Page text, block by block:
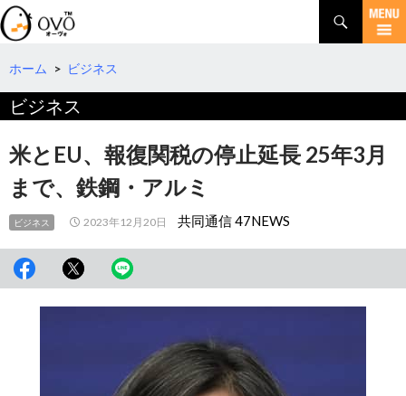
検
索
コ
テ
へ
移
動
ホーム > ビジネス
ビジネス
米とEU、報復関税の停止延長 25年3月
まで、鉄鋼・アルミ
ビジネス 2023年12月20日 共同通信 47NEWS